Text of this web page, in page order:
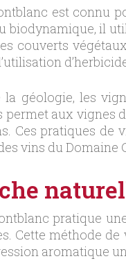
est connu
biodynamique, il
couverts
géologie, les
aux vignes
Ces pratiques
vins du
pratique
Cette méthode
aromatique